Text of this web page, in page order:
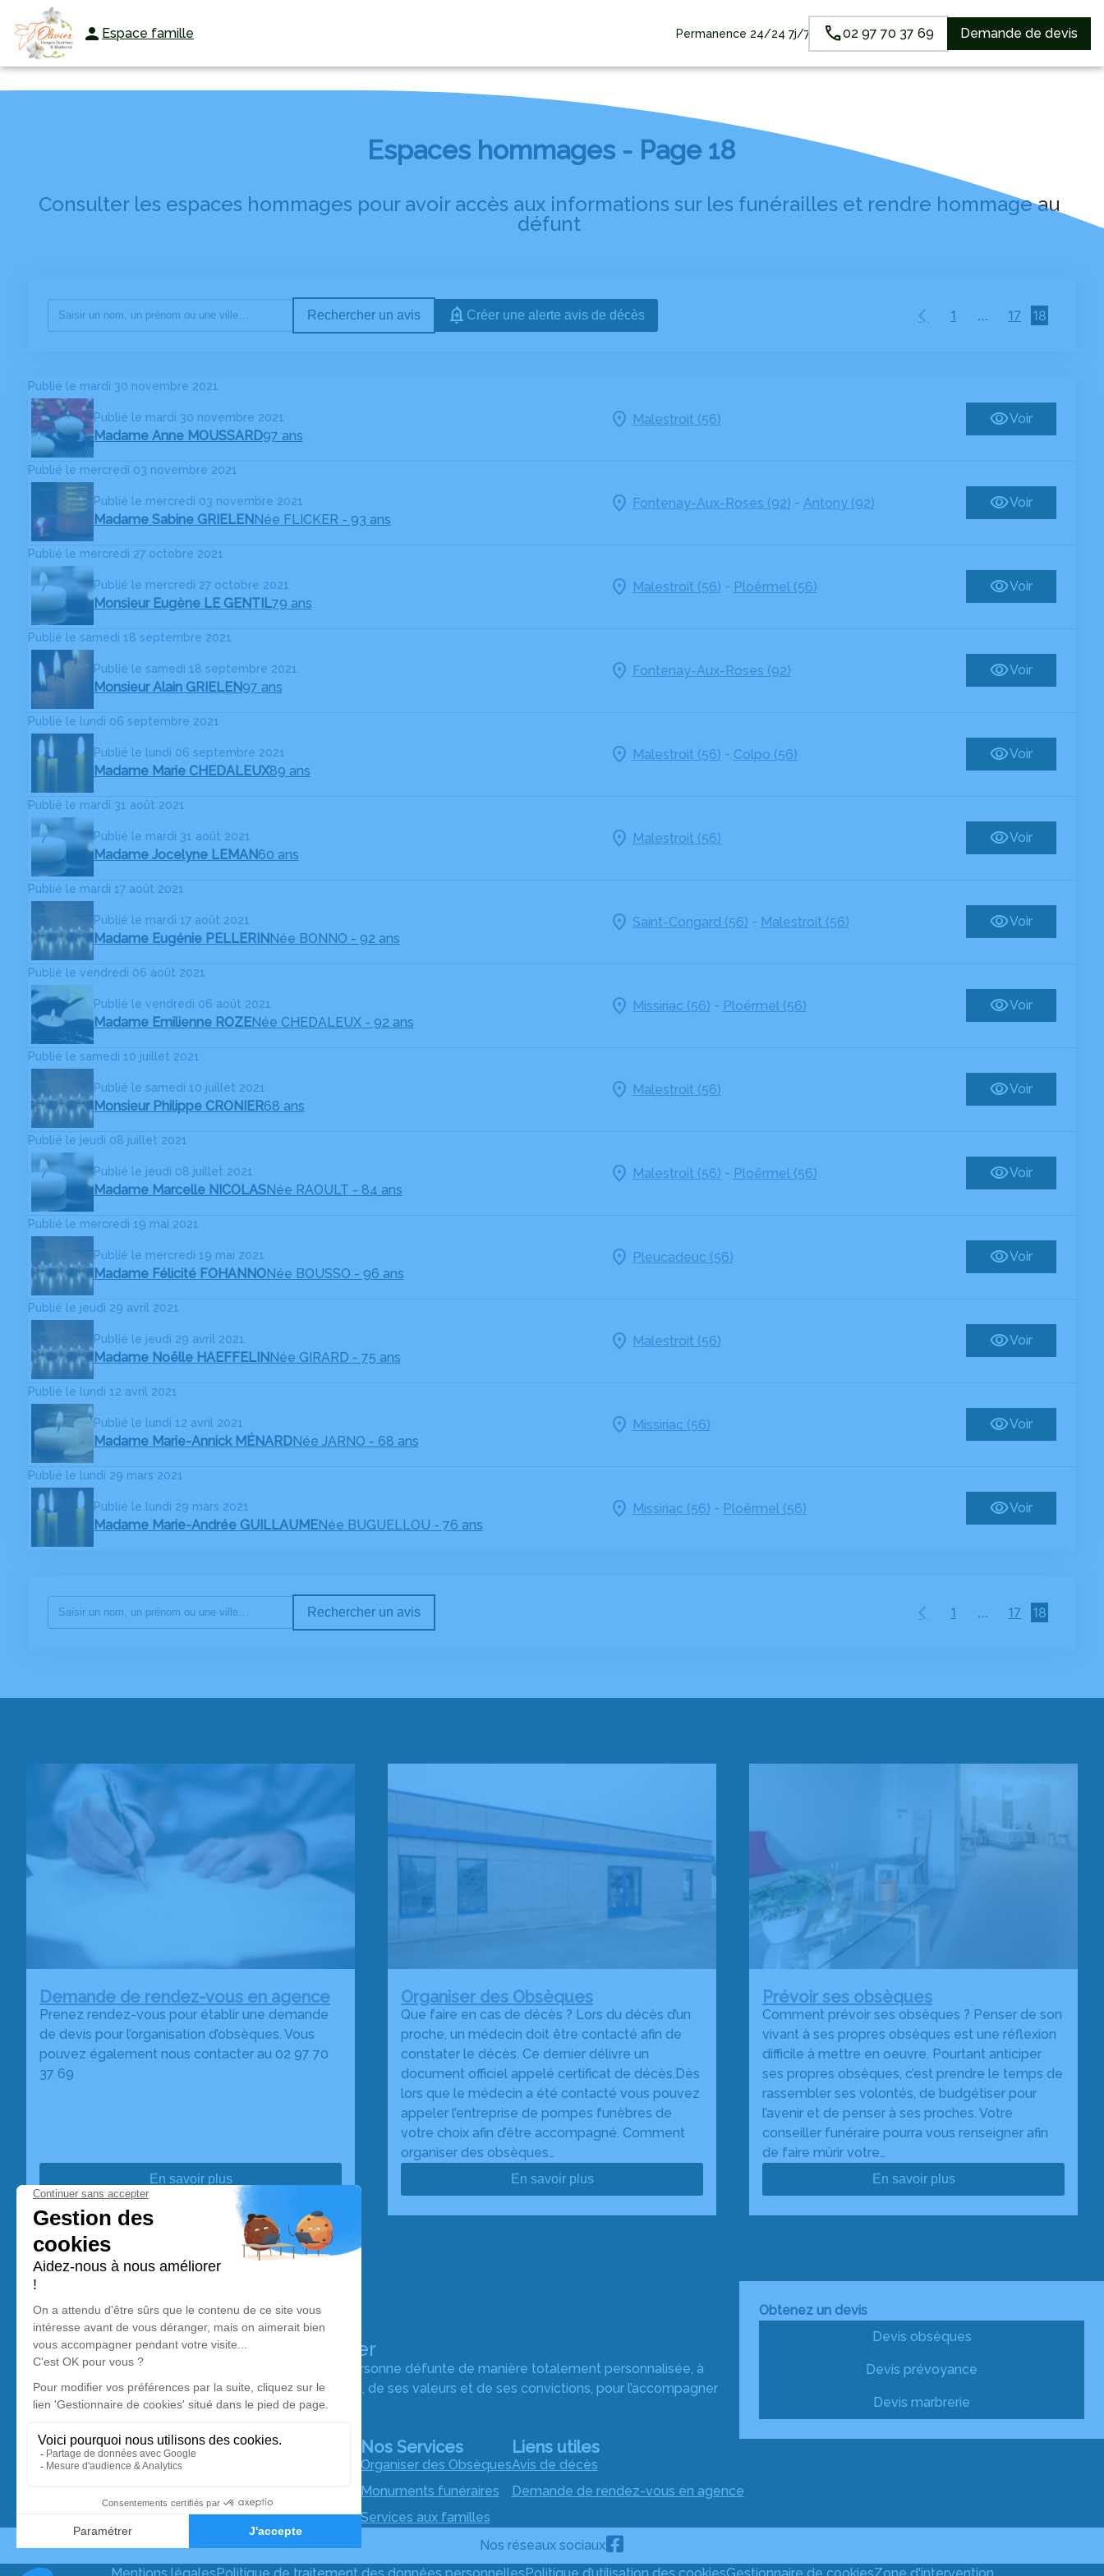
Espace famille Permanence 24/24 7j/7 02 97 70 37 69 Demande de devis
ORGANISER DES OBSÈQUESPRÉVOIR SES OBSÈQUES AVIS DE DÉCÈSSERVICES AUX FAMILLES
Espaces hommages - Page 18
Consulter les espaces hommages pour avoir accès aux informations sur les funérailles et rendre hommage au
défunt
Rechercher un avis Créer une alerte avis de décès 1 … 17 18
Publié le mardi 30 novembre 2021
Publié le mardi 30 novembre 2021
Madame Anne MOUSSARD97 ans
Malestroit (56) Voir
Publié le mercredi 03 novembre 2021
Publié le mercredi 03 novembre 2021
Madame Sabine GRIELEN Née FLICKER - 93 ans
Fontenay-Aux-Roses (92) - Antony (92) Voir
Publié le mercredi 27 octobre 2021
Publié le mercredi 27 octobre 2021
Monsieur Eugène LE GENTIL79 ans
Malestroit (56) - Ploërmel (56) Voir
Publié le samedi 18 septembre 2021
Publié le samedi 18 septembre 2021
Monsieur Alain GRIELEN97 ans
Fontenay-Aux-Roses (92) Voir
Publié le lundi 06 septembre 2021
Publié le lundi 06 septembre 2021
Madame Marie CHEDALEUX89 ans
Malestroit (56) - Colpo (56) Voir
Publié le mardi 31 août 2021
Publié le mardi 31 août 2021
Madame Jocelyne LEMAN60 ans
Malestroit (56) Voir
Publié le mardi 17 août 2021
Publié le mardi 17 août 2021
Madame Eugénie PELLERIN Née BONNO - 92 ans
Saint-Congard (56) - Malestroit (56) Voir
Publié le vendredi 06 août 2021
Publié le vendredi 06 août 2021
Madame Emilienne ROZENée CHEDALEUX - 92 ans
Missiriac (56) - Ploërmel (56) Voir
Publié le samedi 10 juillet 2021
Publié le samedi 10 juillet 2021
Monsieur Philippe CRONIER68 ans
Malestroit (56) Voir
Publié le jeudi 08 juillet 2021
Publié le jeudi 08 juillet 2021
Madame Marcelle NICOLASNée RAOULT - 84 ans
Malestroit (56) - Ploërmel (56) Voir
Publié le mercredi 19 mai 2021
Publié le mercredi 19 mai 2021
Madame Félicité FOHANNONée BOUSSO - 96 ans
Pleucadeuc (56) Voir
Publié le jeudi 29 avril 2021
Publié le jeudi 29 avril 2021
Madame Noëlle HAEFFELIN Née GIRARD - 75 ans
Malestroit (56) Voir
Publié le lundi 12 avril 2021
Publié le lundi 12 avril 2021
Madame Marie-Annick MÉNARDNée JARNO - 68 ans
Missiriac (56) Voir
Publié le lundi 29 mars 2021
Publié le lundi 29 mars 2021
Madame Marie-Andrée GUILLAUMENée BUGUELLOU - 76 ans
Missiriac (56) - Ploërmel (56) Voir
Rechercher un avis 1 … 17 18
Demande de rendez-vous en agence
Prenez rendez-vous pour établir une demande
de devis pour l’organisation d’obsèques. Vous
pouvez également nous contacter au 02 97 70
37 69
En savoir plus
Organiser des Obsèques
Que faire en cas de décès ? Lors du décès d’un
proche, un médecin doit être contacté afin de
constater le décès. Ce dernier délivre un
document officiel appelé certificat de décès.Dès
lors que le médecin a été contacté vous pouvez
appeler l’entreprise de pompes funèbres de
votre choix afin d’être accompagné. Comment
organiser des obsèques…
En savoir plus
Prévoir ses obsèques
Comment prévoir ses obsèques ? Penser de son
vivant à ses propres obsèques est une réflexion
difficile à mettre en oeuvre. Pourtant anticiper
ses propres obsèques, c’est prendre le temps de
rassembler ses volontés, de budgétiser pour
l’avenir et de penser à ses proches. Votre
conseiller funéraire pourra vous renseigner afin
de faire mûrir votre…
En savoir plus
Pompes Funèbres et Marbrerie Olivier
Nos équipes vous aident à honorer la mémoire de la personne défunte de manière totalement personnalisée, à
perpétuer son souvenir dans le respect de ses volontés, de ses valeurs et de ses convictions, pour l’accompagner
avec dignité dans son dernier voyage.
Obtenez un devis
Devis obsèques
Devis prévoyance
Devis marbrerie
Nos Services
Organiser des Obsèques
Monuments funéraires
Services aux familles
Liens utiles
Avis de décès
Demande de rendez-vous en agence
Nos réseaux sociaux